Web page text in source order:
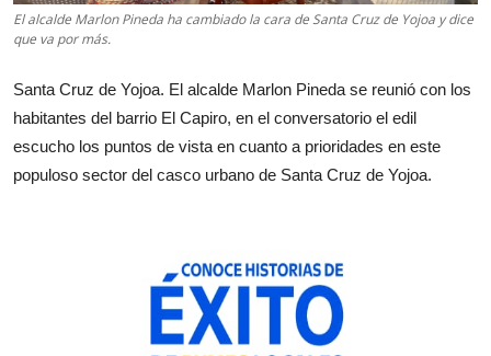
El alcalde Marlon Pineda ha cambiado la cara de Santa Cruz de Yojoa y dice
que va por más.
Santa Cruz de Yojoa. El alcalde Marlon Pineda se reunió con los
habitantes del barrio El Capiro, en el conversatorio el edil
escucho los puntos de vista en cuanto a prioridades en este
populoso sector del casco urbano de Santa Cruz de Yojoa.